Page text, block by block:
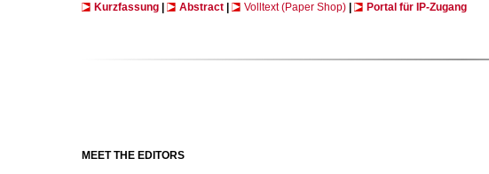
Kurzfassung Abstract Volltext (Paper Shop) Portal für IP-Zugang
MEET THE EDITORS